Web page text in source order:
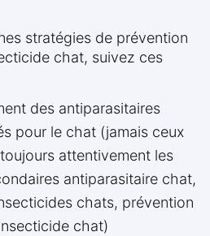
stratégies de prévention
chat, suivez ces
des antiparasitaires
pour le chat (jamais ceux
attentivement les
antiparasitaire chat,
chats, prévention
chat)